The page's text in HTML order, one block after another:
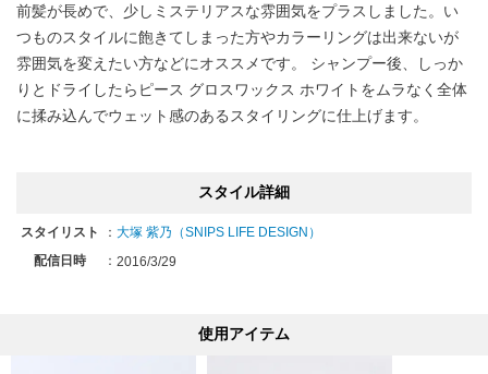
前髪が長めで、少しミステリアスな雰囲気をプラスしました。い
つものスタイルに飽きてしまった方やカラーリングは出来ないが
雰囲気を変えたい方などにオススメです。 シャンプー後、しっか
りとドライしたらピース グロスワックス ホワイトをムラなく全体
に揉み込んでウェット感のあるスタイリングに仕上げます。
スタイル詳細
スタイリスト ： 大塚 紫乃（SNIPS LIFE DESIGN）
配信日時
： 2016/3/29
使用アイテム